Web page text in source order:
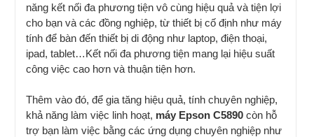
năng kết nối đa phương tiện vô cùng hiệu quả và tiện lợi
cho bạn và các đồng nghiệp, từ thiết bị cố định như máy
tính để bàn đến thiết bị di động như laptop, điện thoại,
ipad, tablet…Kết nối đa phương tiện mang lại hiệu suất
công việc cao hơn và thuận tiện hơn.
Thêm vào đó, để gia tăng hiệu quả, tính chuyên nghiệp,
khả năng làm việc linh hoạt, máy Epson C5890 còn hỗ
trợ bạn làm việc bằng các ứng dụng chuyên nghiệp như